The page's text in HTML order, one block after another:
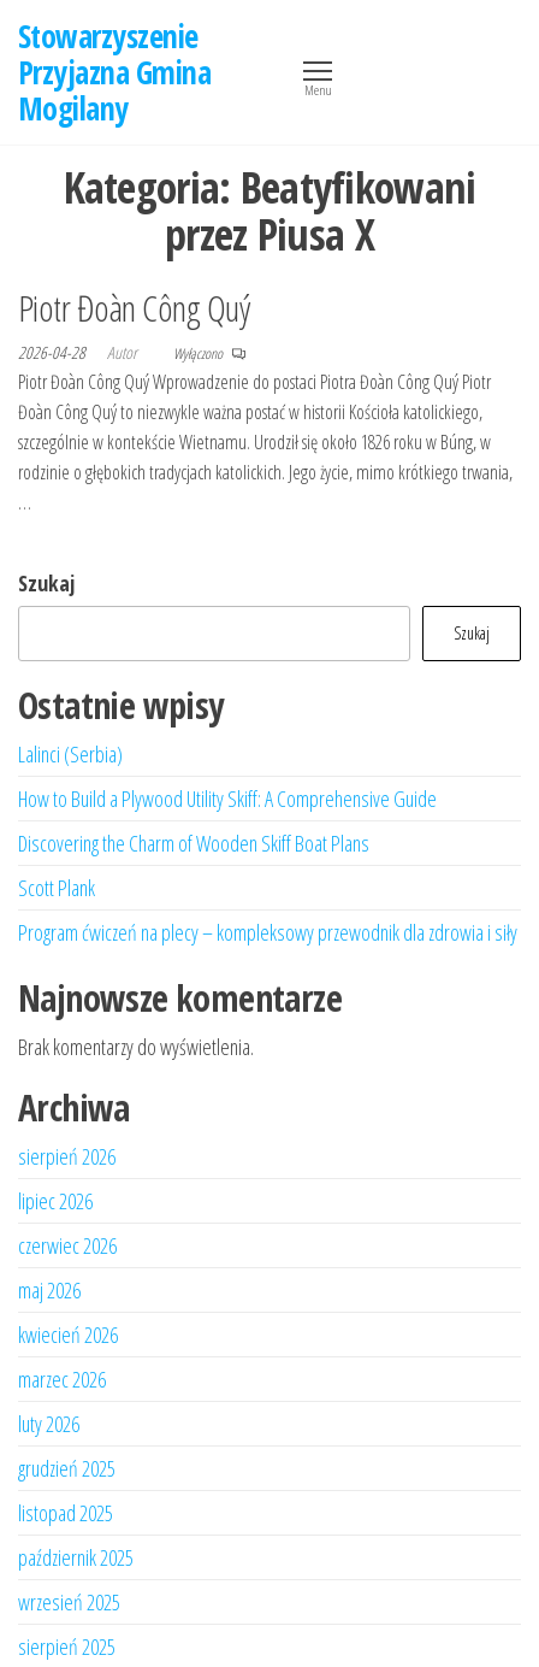
treści
Stowarzyszenie
Przyjazna Gmina
Mogilany
Menu
Kategoria: Beatyfikowani
przez Piusa X
Piotr Đoàn Công Quý
2026-04-28 Autor Wyłączono
Piotr Đoàn Công Quý Wprowadzenie do postaci Piotra Đoàn Công Quý Piotr
Đoàn Công Quý to niezwykle ważna postać w historii Kościoła katolickiego,
szczególnie w kontekście Wietnamu. Urodził się około 1826 roku w Búng, w
rodzinie o głębokich tradycjach katolickich. Jego życie, mimo krótkiego trwania,
…
Szukaj
Szukaj
Ostatnie wpisy
Lalinci (Serbia)
How to Build a Plywood Utility Skiff: A Comprehensive Guide
Discovering the Charm of Wooden Skiff Boat Plans
Scott Plank
Program ćwiczeń na plecy – kompleksowy przewodnik dla zdrowia i siły
Najnowsze komentarze
Brak komentarzy do wyświetlenia.
Archiwa
sierpień 2026
lipiec 2026
czerwiec 2026
maj 2026
kwiecień 2026
marzec 2026
luty 2026
grudzień 2025
listopad 2025
październik 2025
wrzesień 2025
sierpień 2025